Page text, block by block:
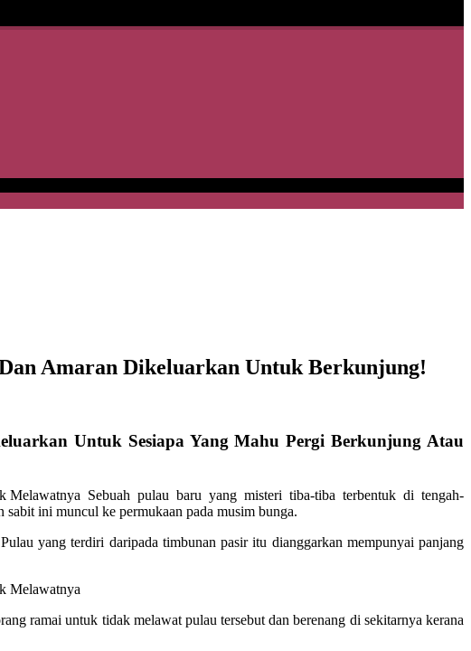
Amaran Dikeluarkan Untuk Berkunjung!
Untuk Sesiapa Yang Mahu Pergi Berkunjung Atau
Sebuah pulau baru yang misteri tiba-tiba terbentuk di tengah-
ini muncul ke permukaan pada musim bunga.
yang terdiri daripada timbunan pasir itu dianggarkan mempunyai panjang
ramai untuk tidak melawat pulau tersebut dan berenang di sekitarnya kerana